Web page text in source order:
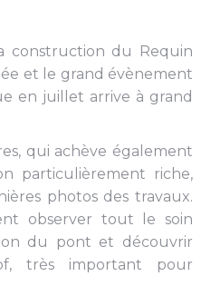
construction du Requin
et le grand évènement
en juillet arrive à grand
qui achève également
particulièrement riche,
photos des travaux.
observer tout le soin
du pont et découvrir
très important pour